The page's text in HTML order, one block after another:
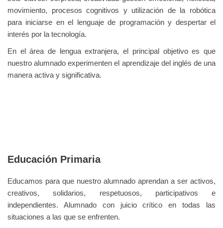
movimiento, procesos cognitivos y utilización de la robótica
para iniciarse en el lenguaje de programación y despertar el
interés por la tecnología.
En el área de lengua extranjera, el principal objetivo es que
nuestro alumnado experimenten el aprendizaje del inglés de una
manera activa y significativa.
Educación Primaria
Educamos para que nuestro alumnado aprendan a ser activos,
creativos, solidarios, respetuosos, participativos e
independientes. Alumnado con juicio críticoen todas las
situaciones a las que se enfrenten.